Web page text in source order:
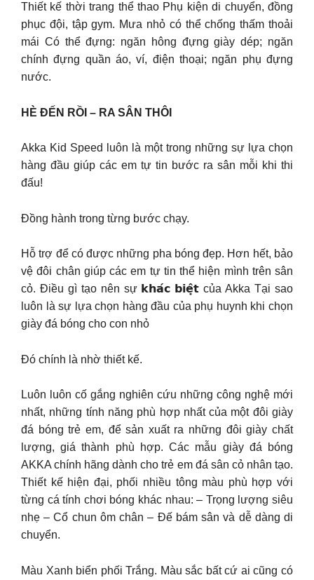
Thiết kế thời trang thể thao Phụ kiện di chuyển, đồng
phục đội, tập gym. Mưa nhỏ có thể chống thấm thoải
mái Có thể đựng: ngăn hông đựng giày dép; ngăn
chính đựng quần áo, ví, điện thoại; ngăn phụ đựng
nước.
HÈ ĐẾN RỒI – RA SÂN THÔI
Akka Kid Speed luôn là một trong những sự lựa chọn
hàng đầu giúp các em tự tin bước ra sân mỗi khi thi
đấu!
Đồng hành trong từng bước chạy.
Hỗ trợ để có được những pha bóng đẹp. Hơn hết, bảo
vệ đôi chân giúp các em tự tin thể hiện mình trên sân
cỏ. Điều gì tạo nên sự 𝗸𝗵𝗮́𝗰 𝗯𝗶𝗲̣̂𝘁 của Akka Tại sao
luôn là sự lựa chọn hàng đầu của phụ huynh khi chọn
giày đá bóng cho con nhỏ
Đó chính là nhờ thiết kế.
Luôn luôn cố gắng nghiên cứu những công nghệ mới
nhất, những tính năng phù hợp nhất của một đôi giày
đá bóng trẻ em, để sản xuất ra những đôi giày chất
lượng, giá thành phù hợp. Các mẫu giày đá bóng
AKKA chính hãng dành cho trẻ em đá sân cỏ nhân tạo.
Thiết kế hiện đại, phối nhiều tông màu phù hợp với
từng cá tính chơi bóng khác nhau: – Trọng lượng siêu
nhẹ – Cổ chun ôm chân – Đế bám sân và dễ dàng di
chuyển.
Màu Xanh biển phối Trắng. Màu sắc bất cứ ai cũng có